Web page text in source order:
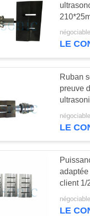
utiliser
LE
Ruban
preuve
LE
client 1/
klaxon
LE